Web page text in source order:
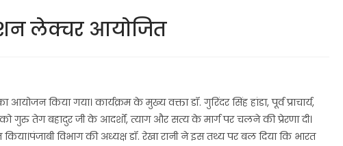
लेक्चर आयोजित
किया गया। कार्यक्रम के मुख्य वक्ता डॉ. गुरिंदर सिंह हांडा, पूर्व प्राचार्य,
गुरु तेग बहादुर जी के आदर्शों, त्याग और सत्य के मार्ग पर चलने की प्रेरणा दी।
विभाग की अध्यक्ष डॉ. रेखा रानी ने इस तथ्य पर बल दिया कि भारत